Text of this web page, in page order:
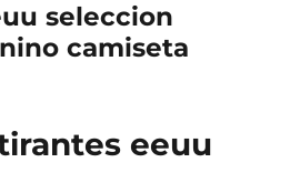
seleccion
camiseta
eeuu